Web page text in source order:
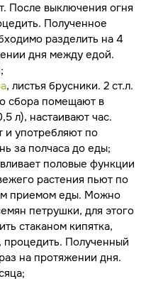
После выключения огня
Полученное
разделить на 4
дня между едой.
, листья брусники. 2 ст.л.
сбора помещают в
л), настаивают час.
и употребляют по
за полчаса до еды;
половые функции
растения пьют по
приемом еды. Можно
петрушки, для этого
стаканом кипятка,
процедить. Полученный
на протяжении дня.